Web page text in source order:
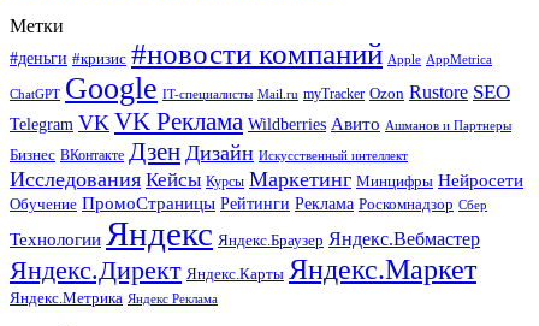
Метки
#деньги #кризис #новости компаний Apple AppMetrica
ChatGPT Google IT-специалисты Mail.ru myTracker Ozon Rustore SEO
Telegram VK VK Реклама Wildberries Авито Ашманов и Партнеры
Бизнес ВКонтакте Дзен Дизайн Искусственный интеллект
Исследования Кейсы Курсы Маркетинг Минцифры Нейросети
Обучение ПромоСтраницы Рейтинги Реклама Роскомнадзор Сбер
Технологии Яндекс Яндекс.Браузер Яндекс.Вебмастер
Яндекс.Директ Яндекс.Карты Яндекс.Маркет
Яндекс.Метрика Яндекс Реклама